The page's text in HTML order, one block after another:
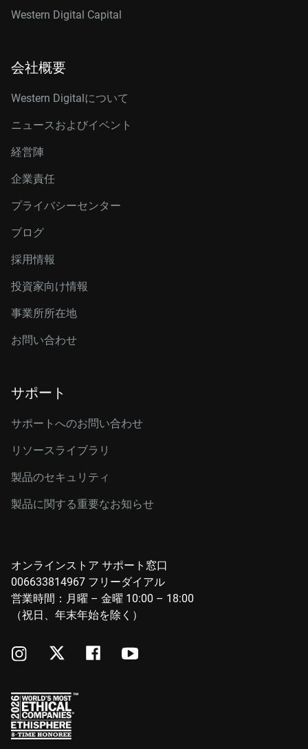
Western Digital Capital
会社概要
Western Digitalについて
ニュースおよびイベント
経営陣
企業責任
プライバシーセンター
ブログ
採用情報
投資家向け情報
事業所所在地
お問い合わせ
サポート
サポートへのお問い合わせ
リソースライブラリ
製品のセキュリティ
製品に関する重要なお知らせ
オンラインストア サポート窓口
006633814967 フリーダイアル
営業時間：月曜 – 金曜 10:00 – 18:00
（祝日、年末年始を除く）